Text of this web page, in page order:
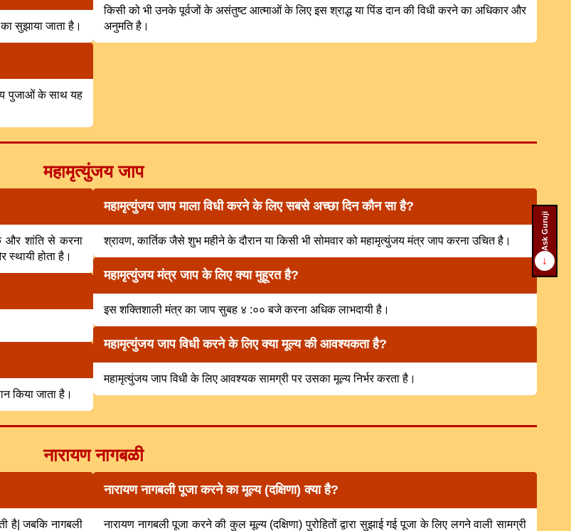
सुझाया जाता है।
पुजाओं के साथ यह
किसी को भी उनके पूर्वजों के असंतुष्ट आत्माओं के लिए इस श्राद्ध या पिंड दान की विधी करने का अधिकार और
अनुमति है।
महामृत्युंजय जाप
और शांति से करना
स्थायी होता है।
किया जाता है।
महामृत्युंजय जाप माला विधी करने के लिए सबसे अच्छा दिन कौन सा है?
श्रावण, कार्तिक जैसे शुभ महीने के दौरान या किसी भी सोमवार को महामृत्युंजय मंत्र जाप करना उचित है।
महामृत्युंजय मंत्र जाप के लिए क्या मुहूरत है?
इस शक्तिशाली मंत्र का जाप सुबह ४ :०० बजे करना अधिक लाभदायी है।
महामृत्युंजय जाप विधी करने के लिए क्या मूल्य की आवश्यकता है?
महामृत्युंजय जाप विधी के लिए आवश्यक सामग्री पर उसका मूल्य निर्भर करता है।
नारायण नागबळी
है| जबकि नागबली
नारायण नागबली पूजा करने का मूल्य (दक्षिणा) क्या है?
नारायण नागबली पूजा करने की कुल मूल्य (दक्षिणा) पुरोहितों द्वारा सुझाई गई पूजा के लिए लगने वाली सामग्री
↓
Ask Guruji